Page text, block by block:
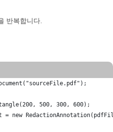
반복합니다.
500, 300, 600);
= new